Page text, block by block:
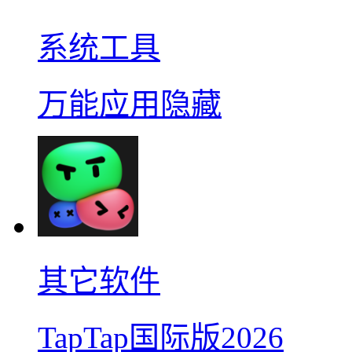
系统工具
万能应用隐藏
其它软件
TapTap国际版2026